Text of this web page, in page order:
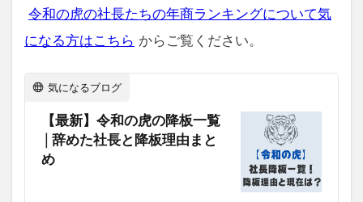
令和の虎の社長たちの年商ランキングについて気
になる方はこちら からご覧ください。
気になるブログ
【最新】令和の虎の降板一覧
│辞めた社長と降板理由まと
め